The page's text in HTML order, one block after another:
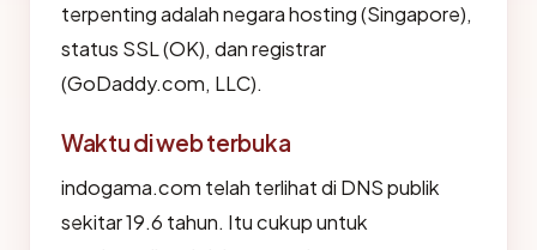
terpenting adalah negara hosting (Singapore),
status SSL (OK), dan registrar
(GoDaddy.com, LLC).
Waktu di web terbuka
indogama.com telah terlihat di DNS publik
sekitar 19.6 tahun. Itu cukup untuk